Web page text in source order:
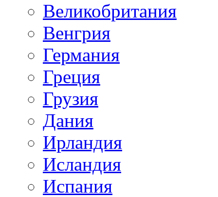
Великобритания
Венгрия
Германия
Греция
Грузия
Дания
Ирландия
Исландия
Испания